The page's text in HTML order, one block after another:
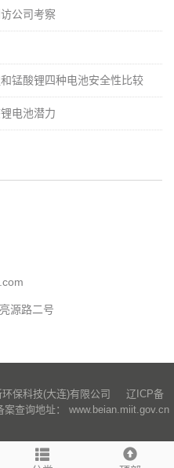
公司考察
锰酸锂四种电池安全性比较
电池潜力
源路二号
保科技(大连)有限公司 辽ICP备
案查询地址： www.beian.miit.gov.cn